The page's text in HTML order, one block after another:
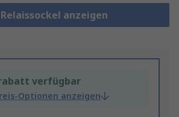
anzeigen
verfügbar
Optionen anzeigen